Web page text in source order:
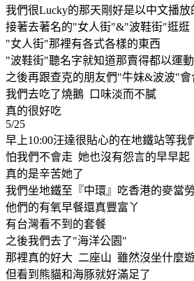
我們很Lucky的那天剛好是以中文播放
接著去著名的"女人街"&"波鞋街"逛逛
"女人街"那裡有各式各樣的東西
"波鞋街"聽名字就知道那賣得都以運
之後再跟查克的朋友們"牛妹&波波"會
我們去吃了燒鵝 口味淡而不膩
真的很好吃
5/25
早上10:00汪達很貼心的在地鐵站等我
怕我們不會走 她也沒有怨言的早早起
真的是辛苦她了
我們坐地鐵至『中環』吃香港的麥當勞
他們的有氧早餐還真豐富丫
有台灣看不到的套餐
之後我們去了"海洋公園"
那裡真的好大 二座山 雖然沒坐什麼
但看到熊貓和海豚就好滿足了